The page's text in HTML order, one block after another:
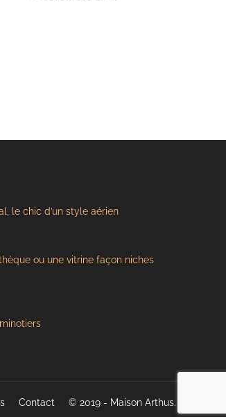
le chic d’un style aérien
ou une vitrine façon niches
Contact © 2019 - Maison Arthus.